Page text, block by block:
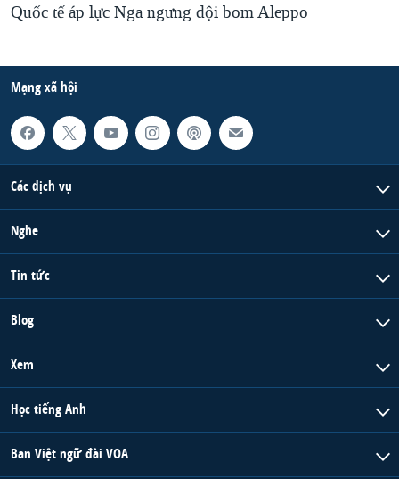
Quốc tế áp lực Nga ngưng dội bom Aleppo
Mạng xã hội
Các dịch vụ
Nghe
Tin tức
Blog
Xem
Học tiếng Anh
Ban Việt ngữ đài VOA